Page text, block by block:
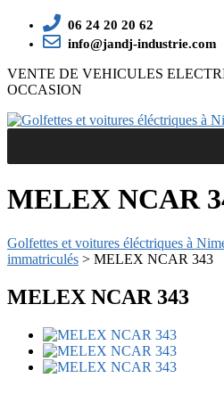
06 24 20 20 62
info@jandj-industrie.com
VENTE DE VEHICULES
OCCASION
MELEX NCAR
Golfettes et voitures éléctriques à
immatriculés > MELEX NCAR 343
MELEX NCAR 343